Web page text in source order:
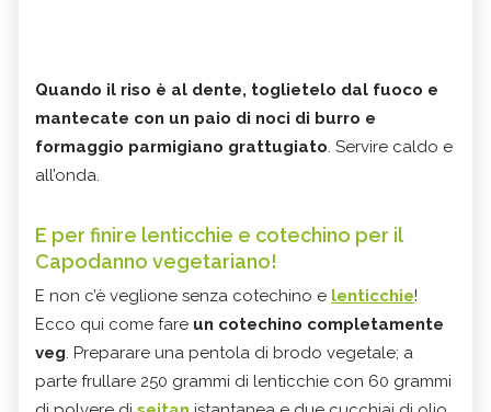
Quando il riso è al dente, toglietelo dal fuoco e
mantecate con un paio di noci di burro e
formaggio parmigiano grattugiato. Servire caldo e
all’onda.
E per finire lenticchie e cotechino per il
Capodanno vegetariano!
E non c’è veglione senza cotechino e lenticchie!
Ecco qui come fare un cotechino completamente
veg. Preparare una pentola di brodo vegetale; a
parte frullare 250 grammi di lenticchie con 60 grammi